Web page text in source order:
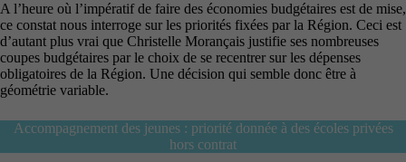
A l’heure où l’impératif de faire des économies budgétaires est de mise,
ce constat nous interroge sur les priorités fixées par la Région. Ceci est
d’autant plus vrai que Christelle Morançais justifie ses nombreuses
coupes budgétaires par le choix de se recentrer sur les dépenses
obligatoires de la Région. Une décision qui semble donc être à
géométrie variable.
Accompagnement des jeunes : priorité donnée à des écoles privées
hors contrat